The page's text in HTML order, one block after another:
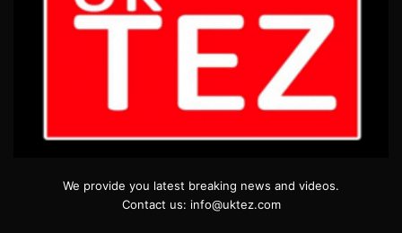
We provide you latest breaking news and videos.
Contact us: info@uktez.com